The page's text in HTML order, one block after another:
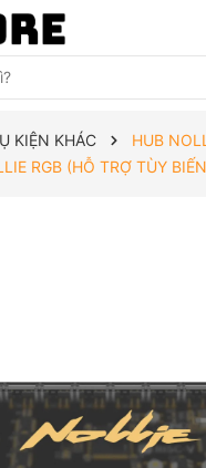
KIỆN KHÁC
HUB
RGB (HỖ TRỢ TÙY